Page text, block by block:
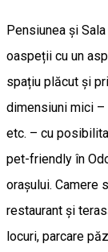
Pensiunea și
oaspeții cu un
spațiu plăcut și
dimensiuni mici –
etc. – cu
pet-friendly în
orașului. Camere
restaurant și
locuri, parcare